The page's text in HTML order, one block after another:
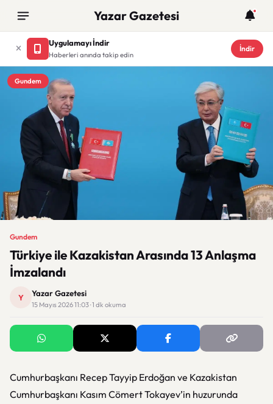
Yazar Gazetesi
Uygulamayı İndir
Haberleri anında takip edin
İndir
Gundem
Gundem
Türkiye ile Kazakistan Arasında 13 Anlaşma
İmzalandı
Y Yazar Gazetesi
15 Mayıs 2026 11:03 · 1 dk okuma
Cumhurbaşkanı Recep Tayyip Erdoğan ve Kazakistan
Cumhurbaşkanı Kasım Cömert Tokayev’in huzurunda